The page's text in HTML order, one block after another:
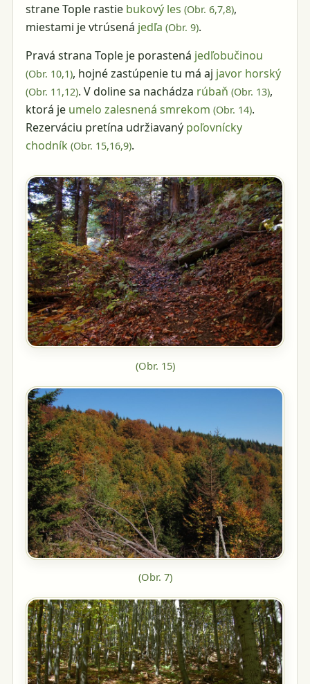
strane Tople rastie bukový les (Obr. 6,7,8),
miestami je vtrúsená jedľa (Obr. 9).
Pravá strana Tople je porastená jedľobučinou
(Obr. 10,1), hojné zastúpenie tu má aj javor horský
(Obr. 11 ,12). V doline sa nachádza rúbaň (Obr. 13),
ktorá je umelo zalesnená smrekom (Obr. 14).
Rezerváciu pretína udržiavaný poľovnícky
chodník (Obr. 15,16,9).
(Obr. 15)
(Obr. 7)